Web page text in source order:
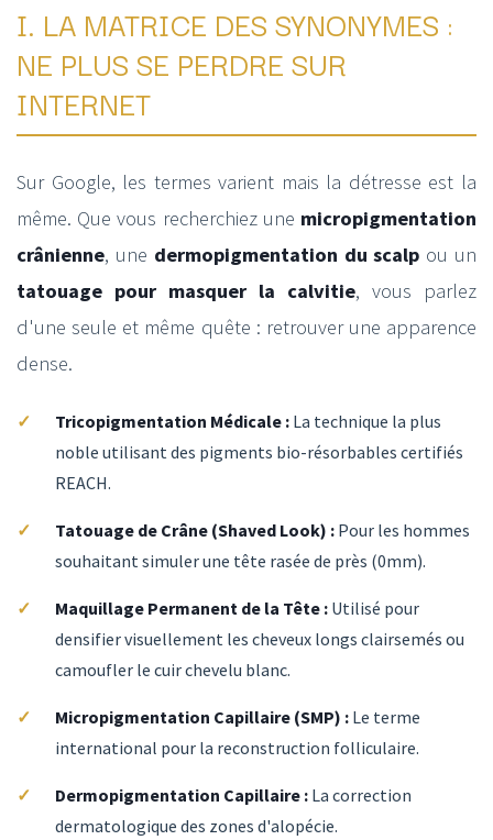
I. LA MATRICE DES SYNONYMES :
NE PLUS SE PERDRE SUR
INTERNET
Sur Google, les termes varient mais la détresse est la
même. Que vous recherchiez une micropigmentation
crânienne, une dermopigmentation du scalp ou un
tatouage pour masquer la calvitie, vous parlez
d'une seule et même quête : retrouver une apparence
dense.
Tricopigmentation Médicale : La technique la plus
noble utilisant des pigments bio-résorbables certifiés
REACH.
Tatouage de Crâne (Shaved Look) : Pour les hommes
souhaitant simuler une tête rasée de près (0mm).
Maquillage Permanent de la Tête : Utilisé pour
densifier visuellement les cheveux longs clairsemés ou
camoufler le cuir chevelu blanc.
Micropigmentation Capillaire (SMP) : Le terme
international pour la reconstruction folliculaire.
Dermopigmentation Capillaire : La correction
dermatologique des zones d'alopécie.